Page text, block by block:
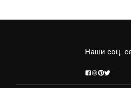
Наши соц.